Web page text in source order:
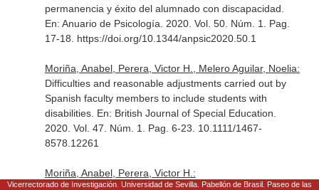
permanencia y éxito del alumnado con discapacidad.
En: Anuario de Psicología . 2020. Vol. 50. Núm. 1. Pag.
17-18. https://doi.org/10.1344/anpsic2020.50.1
Moriña, Anabel, Perera, Victor H., Melero Aguilar, Noelia:
Difficulties and reasonable adjustments carried out by
Spanish faculty members to include students with
disabilities. En: British Journal of Special Education
2020. Vol. 47. Núm. 1. Pag. 6-23. 10.1111/1467-
8578.12261
Moriña, Anabel, Perera, Victor H.:
Vicerrectorado de Investigación. Universidad de Sevilla. Pabellón de Brasil. Paseo de las